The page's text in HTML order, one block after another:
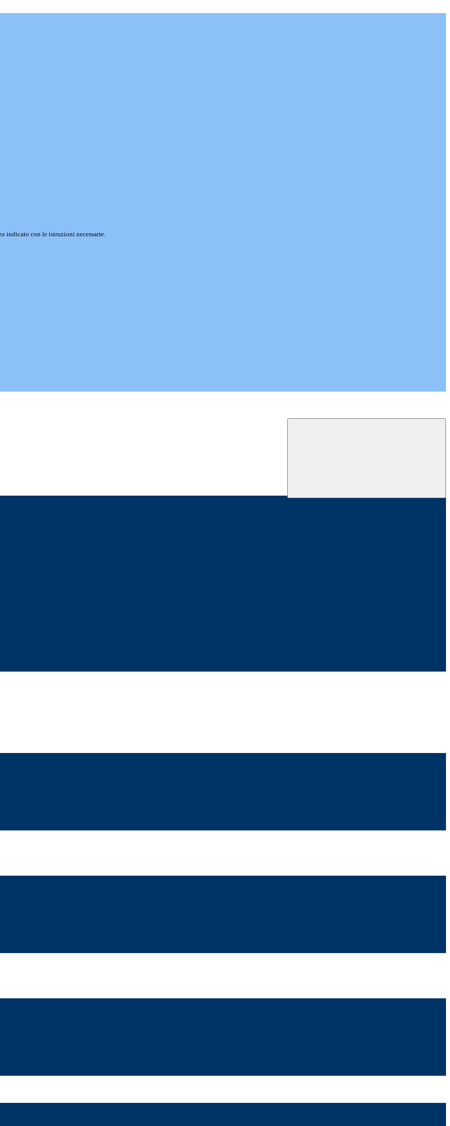
indicato con le istruzioni necessarie.